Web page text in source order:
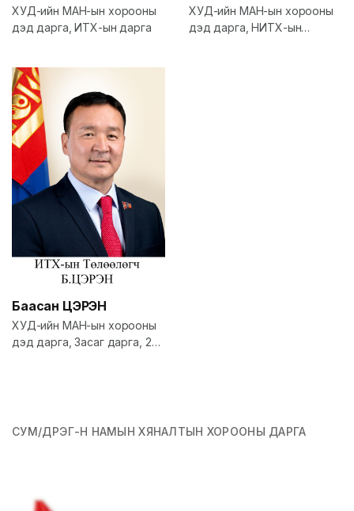
ХУД-ийн МАН-ын хорооны
дэд дарга, ИТХ-ын дарга
ХУД-ийн МАН-ын хорооны
дэд дарга, НИТХ-ын
Баасан ЦЭРЭН
ХУД-ийн МАН-ын хорооны
дэд дарга, Засаг дарга, 22-
СУМ/ДҮҮРЭГ-Н НАМЫН ХЯНАЛТЫН ХОРООНЫ ДАРГА